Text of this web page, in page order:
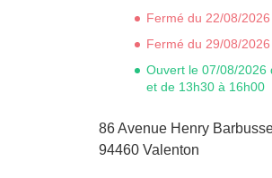
86 Avenue Henry
94460 Valenton
Fermé du 22/08/
Fermé du 29/08/
Ouvert le 07/08/2026
et de 13h30 à 16h00